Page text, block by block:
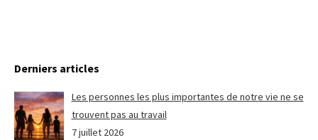
Derniers articles
Les personnes les plus importantes de notre vie ne se
trouvent pas au travail
7 juillet 2026